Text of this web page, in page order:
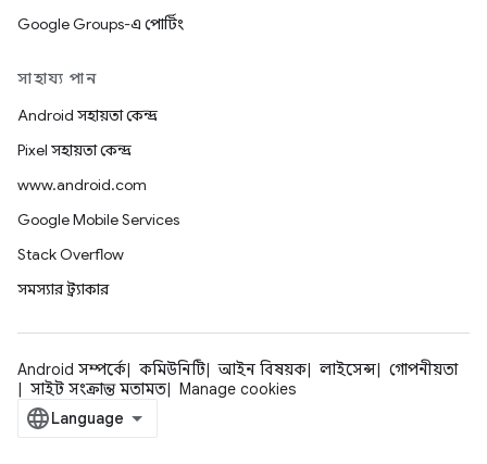
Google Groups-এ পোর্টিং
সাহায্য পান
Android সহায়তা কেন্দ্র
Pixel সহায়তা কেন্দ্র
www.android.com
Google Mobile Services
Stack Overflow
সমস্যার ট্র্যাকার
Android সম্পর্কে কমিউনিটি আইন বিষয়ক লাইসেন্স
গোপনীয়তা
সাইট সংক্রান্ত মতামত
Manage cookies